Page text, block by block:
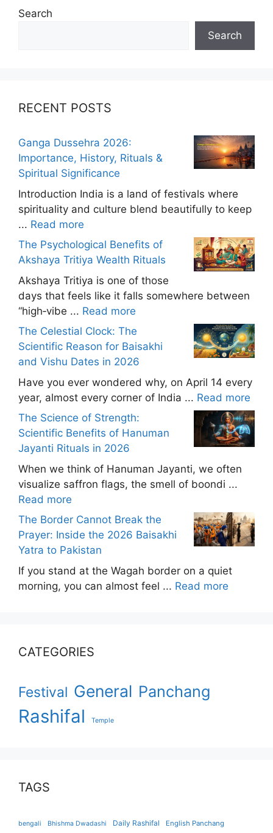
Search
Search
RECENT POSTS
Ganga Dussehra 2026:
Importance, History, Rituals &
Spiritual Significance
Introduction India is a land of festivals where
spirituality and culture blend beautifully to keep
... Read more
The Psychological Benefits of
Akshaya Tritiya Wealth Rituals
Akshaya Tritiya is one of those
days that feels like it falls somewhere between
“high‑vibe ... Read more
The Celestial Clock: The
Scientific Reason for Baisakhi
and Vishu Dates in 2026
Have you ever wondered why, on April 14 every
year, almost every corner of India ... Read more
The Science of Strength:
Scientific Benefits of Hanuman
Jayanti Rituals in 2026
When we think of Hanuman Jayanti, we often
visualize saffron flags, the smell of boondi ...
Read more
The Border Cannot Break the
Prayer: Inside the 2026 Baisakhi
Yatra to Pakistan
If you stand at the Wagah border on a quiet
morning, you can almost feel ... Read more
CATEGORIES
Festival General Panchang
Rashifal Temple
TAGS
bengali Bhishma Dwadashi Daily Rashifal
English Panchang